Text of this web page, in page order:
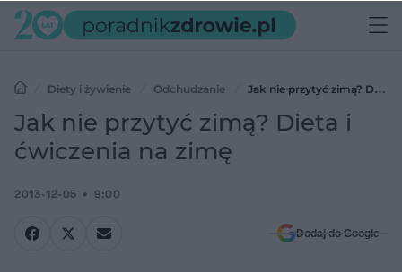
Diety i żywienie Odchudzanie
Jak nie przytyć zimą? Dieta
i ćwiczenia na zimę
Jak nie przytyć zimą? Dieta i
ćwiczenia na zimę
2013-12-05 9:00
Dodaj do Google